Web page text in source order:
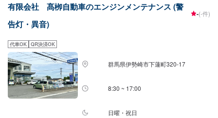
受付方法-----入庫の際はお気をつけてお越しください。駐車スペースは事務所
前の空いているスペースに駐車してください。受付はスタッフへ「メンテモ
で予約しました」とお伝えください。ご案内いたします。【定休日・営業時
有限会社 髙栁自動車のエンジンメンテナンス (警
告灯・異音)
-(-件)
代車OK QR決済OK
群馬県伊勢崎市下蓮町320-17
8:30 ~ 17:00
日曜・祝日